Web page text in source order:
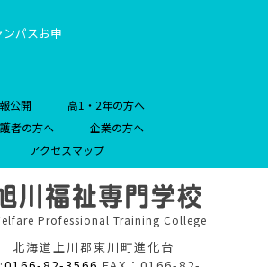
パスお申
公開
高1・2年の方へ
者の方へ
企業の方へ
アクセスマップ
Professional Training College
海道上川郡東川町進化台